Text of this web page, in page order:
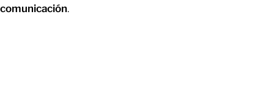
comunicación.